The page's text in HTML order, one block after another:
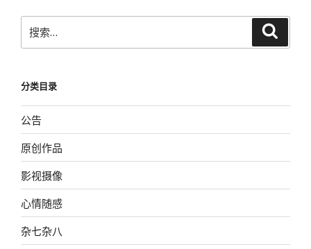
航
搜
索：
分类目录
公告
原创作品
影视摄像
心情随感
杂七杂八